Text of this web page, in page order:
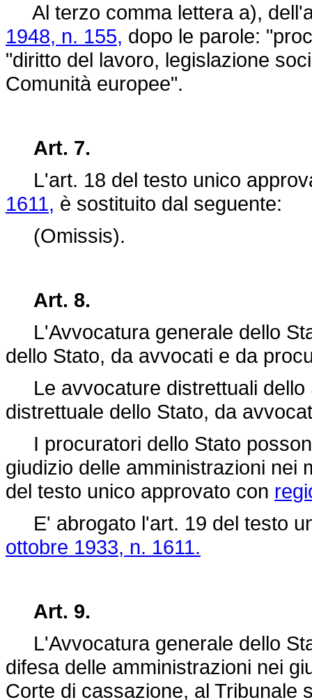
Al terzo comma lettera a),
1948, n. 155, dopo le parole:
"diritto del lavoro, legislazione
Comunità europee".
Art. 7.
L'art. 18 del testo unico
1611, è sostituito dal seguente:
(Omissis).
Art. 8.
L'Avvocatura generale dello
dello Stato, da avvocati e da
Le avvocature distrettuali dello
distrettuale dello Stato, da
I procuratori dello Stato
giudizio delle amministrazioni nei
del testo unico approvato con
E' abrogato l'art. 19 del testo
ottobre 1933, n. 1611.
Art. 9.
L'Avvocatura generale dello
difesa delle amministrazioni nei
Corte di cassazione, al Tribunale